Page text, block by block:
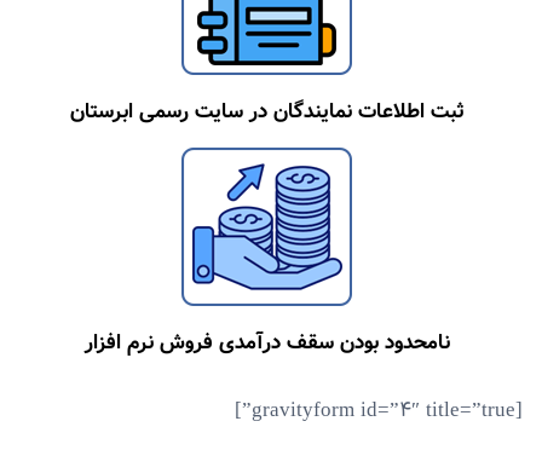
ثبت اطلاعات نمایندگان در سایت رسمی ابرستان
نامحدود بودن سقف درآمدی فروش نرم افزار
[gravityform id=”4″ title=”true”]